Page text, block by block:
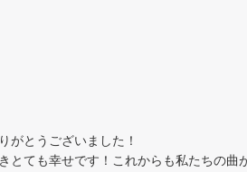
がとうございました！
ても幸せです！これからも私たちの曲